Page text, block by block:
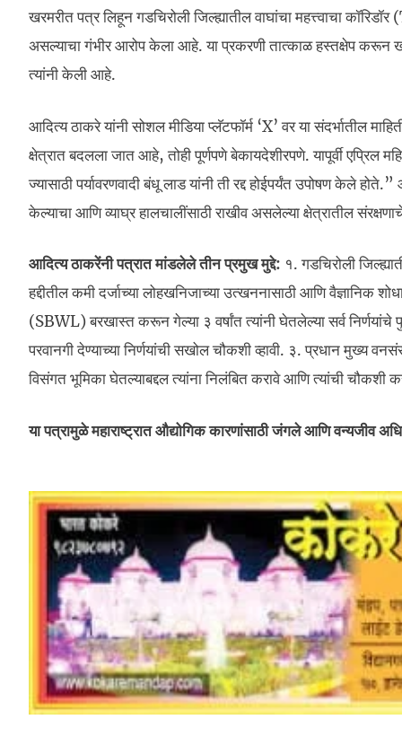
खरमरीत पत्र लिहून गडचिरोली जिल्ह्यातील वाघांचा महत्त्वाचा
असल्याचा गंभीर आरोप केला आहे. या प्रकरणी तात्काळ हस्तक्षेप करून
त्यांनी केली आहे.
आदित्य ठाकरे यांनी सोशल मीडिया प्लॅटफॉर्म ‘X’ वर या संदर्भातील
क्षेत्रात बदलला जात आहे, तोही पूर्णपणे बेकायदेशीरपणे. यापूर्वी एप्रिल
ज्यासाठी पर्यावरणवादी बंधू लाड यांनी ती रद्द होईपर्यंत उपोषण केले
केल्याचा आणि व्याघ्र हालचालींसाठी राखीव असलेल्या क्षेत्रातील
आदित्य ठाकरेंनी पत्रात मांडलेले तीन प्रमुख मुद्दे: १. गडचिरोली
हद्दीतील कमी दर्जाच्या लोहखनिजाच्या उत्खननासाठी आणि वैज्ञानिक
(SBWL) बरखास्त करून गेल्या ३ वर्षांत त्यांनी घेतलेल्या सर्व
परवानगी देण्याच्या निर्णयांची सखोल चौकशी व्हावी. ३. प्रधान मुख्य
विसंगत भूमिका घेतल्याबद्दल त्यांना निलंबित करावे आणि त्यांची चौकशी
या पत्रामुळे महाराष्ट्रात औद्योगिक कारणांसाठी जंगले आणि वन्यजीव